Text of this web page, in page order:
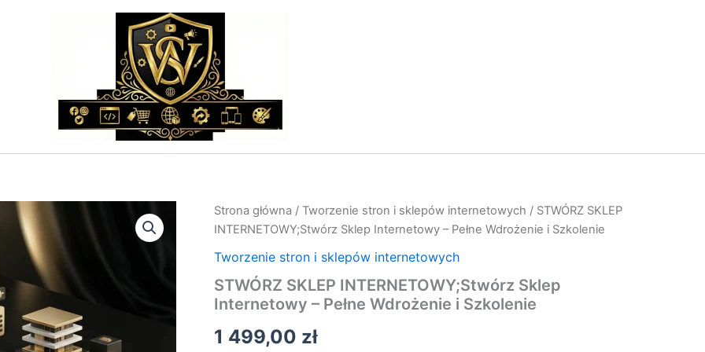
Strona główna / Tworzenie stron i sklepów internetowych / STWÓRZ SKLEP
INTERNETOWY;Stwórz Sklep Internetowy – Pełne Wdrożenie i Szkolenie
Tworzenie stron i sklepów internetowych
STWÓRZ SKLEP INTERNETOWY;Stwórz Sklep
Internetowy – Pełne Wdrożenie i Szkolenie
1 499,00 zł
ilość
STWÓRZ
INTERNETOWY;Stwórz
Internetowy
–
Wdrożenie